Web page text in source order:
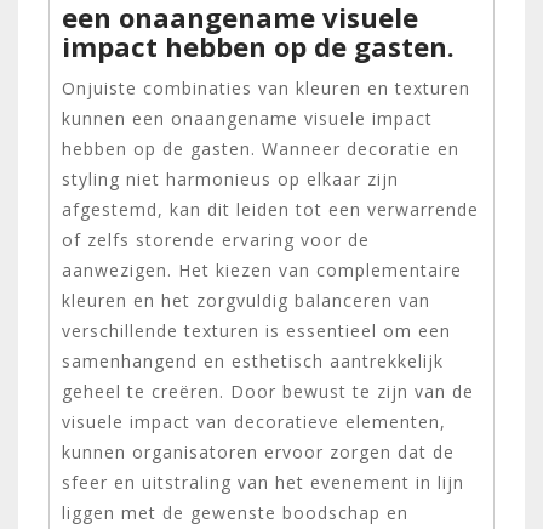
een onaangename visuele
impact hebben op de gasten.
Onjuiste combinaties van kleuren en texturen
kunnen een onaangename visuele impact
hebben op de gasten. Wanneer decoratie en
styling niet harmonieus op elkaar zijn
afgestemd, kan dit leiden tot een verwarrende
of zelfs storende ervaring voor de
aanwezigen. Het kiezen van complementaire
kleuren en het zorgvuldig balanceren van
verschillende texturen is essentieel om een
samenhangend en esthetisch aantrekkelijk
geheel te creëren. Door bewust te zijn van de
visuele impact van decoratieve elementen,
kunnen organisatoren ervoor zorgen dat de
sfeer en uitstraling van het evenement in lijn
liggen met de gewenste boodschap en